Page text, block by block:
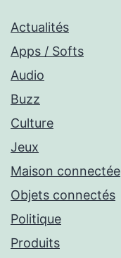
Actualités
Apps / Softs
Audio
Buzz
Culture
Jeux
Maison connectée
Objets connectés
Politique
Produits